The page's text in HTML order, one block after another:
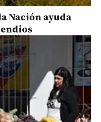
Nación ayuda